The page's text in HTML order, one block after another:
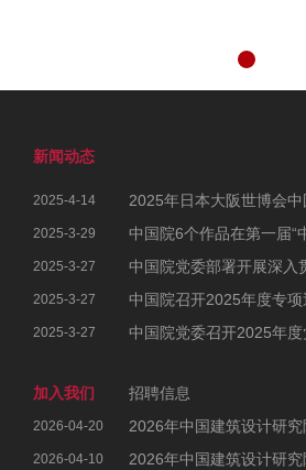
新闻动态
2025-4-14
2025-3-29
2025-3-27
2025-3-27
2025-3-27
加入我们 招聘信息
2026-04-20
2026-04-10 2026年中国建筑设计研